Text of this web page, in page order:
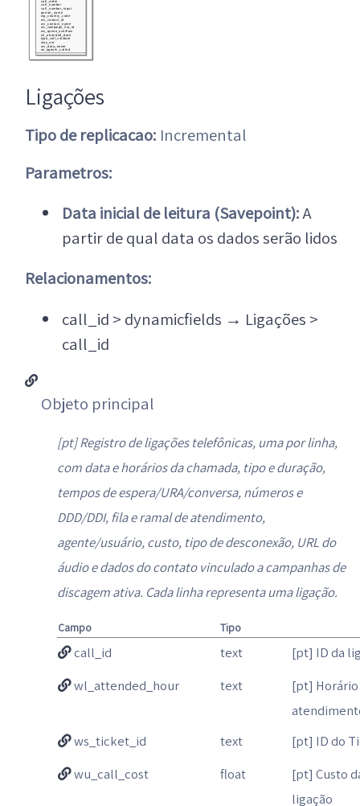
Ligações
Tipo de replicacao: Incremental
Parametros:
Data inicial de leitura (Savepoint):A
partir de qual data os dados serão lidos
Relacionamentos:
call_id > dynamicfields → Ligações >
call_id
Objeto principal
[pt] Registro de ligações telefônicas, uma por linha,
com data e horários da chamada, tipo e duração,
tempos de espera/URA/conversa, números e
DDD/DDI, fila e ramal de atendimento,
agente/usuário, custo, tipo de desconexão, URL do
áudio e dados do contato vinculado a campanhas de
discagem ativa. Cada linha representa uma ligação.
Campo Tipo
call_id text
[pt] ID da
wl_attended_hour
text
[pt]
ws_ticket_id
text
[pt] ID do
wu_call_cost
float
[pt] Custo
ligação